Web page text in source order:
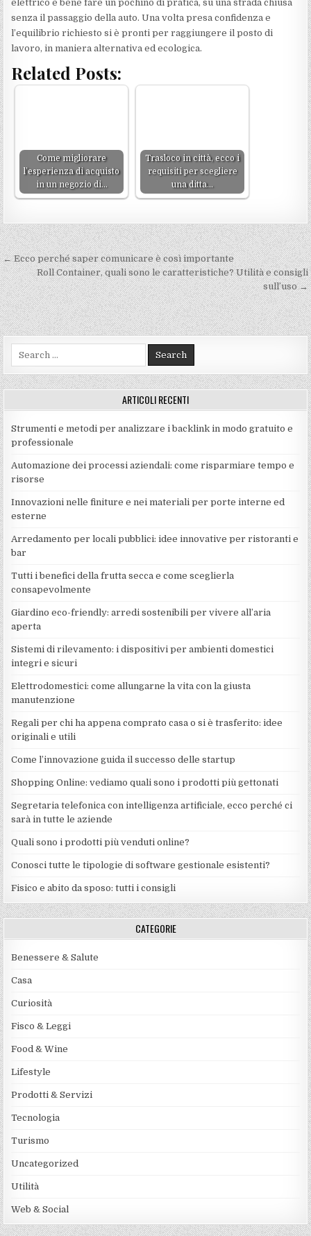
elettrico è bene fare un pochino di pratica, su una strada chiusa
senza il passaggio della auto. Una volta presa confidenza e
l’equilibrio richiesto si è pronti per raggiungere il posto di
lavoro, in maniera alternativa ed ecologica.
Related Posts:
Come migliorare
l’esperienza di acquisto
in un negozio di…
Trasloco in città, ecco i
requisiti per scegliere
una ditta…
Navigazione
articoli
← Ecco perché saper comunicare è così importante
Roll Container, quali sono le caratteristiche? Utilità e consigli
sull’uso →
Search
for:
ARTICOLI RECENTI
Strumenti e metodi per analizzare i backlink in modo gratuito e
professionale
Automazione dei processi aziendali: come risparmiare tempo e
risorse
Innovazioni nelle finiture e nei materiali per porte interne ed
esterne
Arredamento per locali pubblici: idee innovative per ristoranti e
bar
Tutti i benefici della frutta secca e come sceglierla
consapevolmente
Giardino eco-friendly: arredi sostenibili per vivere all’aria
aperta
Sistemi di rilevamento: i dispositivi per ambienti domestici
integri e sicuri
Elettrodomestici: come allungarne la vita con la giusta
manutenzione
Regali per chi ha appena comprato casa o si è trasferito: idee
originali e utili
Come l’innovazione guida il successo delle startup
Shopping Online: vediamo quali sono i prodotti più gettonati
Segretaria telefonica con intelligenza artificiale, ecco perché ci
sarà in tutte le aziende
Quali sono i prodotti più venduti online?
Conosci tutte le tipologie di software gestionale esistenti?
Fisico e abito da sposo: tutti i consigli
CATEGORIE
Benessere & Salute
Casa
Curiosità
Fisco & Leggi
Food & Wine
Lifestyle
Prodotti & Servizi
Tecnologia
Turismo
Uncategorized
Utilità
Web & Social